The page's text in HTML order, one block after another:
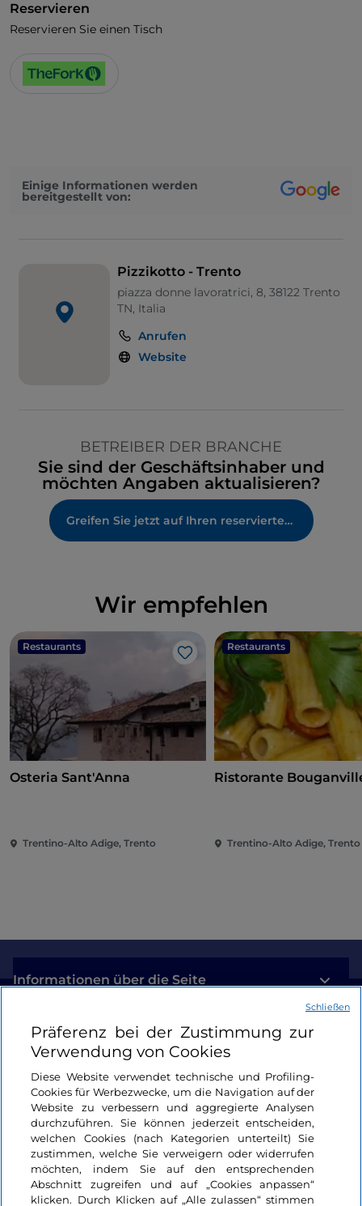
Reservieren
Reservieren Sie einen Tisch
Einige Informationen werden
bereitgestellt von:
Pizzikotto - Trento
piazza donne lavoratrici, 8, 38122 Trento
TN, Italia
Anrufen
Website
BETREIBER DER BRANCHE
Sie sind der Geschäftsinhaber und
möchten Angaben aktualisieren?
Greifen Sie jetzt auf Ihren reservierten Bereich zu
Wir empfehlen
Restaurants
Like
Osteria Sant'Anna
Trentino-Alto Adige, Trento
Restaurants
Ristorante
Trentino-Alto Adige, Trento
Informationen über die Seite
Nützliche Links
Login
Bleiben wir in Kontakt
Präferenz bei der Zustimmung zur
Verwendung von Cookies
Diese Website verwendet technische und Profiling-
Cookies für Werbezwecke, um die Navigation auf der
Website zu verbessern und aggregierte Analysen
durchzuführen. Sie können jederzeit entscheiden,
welchen Cookies (nach Kategorien unterteilt) Sie
zustimmen, welche Sie verweigern oder widerrufen
möchten, indem Sie auf den entsprechenden
Abschnitt zugreifen und auf „Cookies anpassen“
klicken. Durch Klicken auf „Alle zulassen“ stimmen
Schließen